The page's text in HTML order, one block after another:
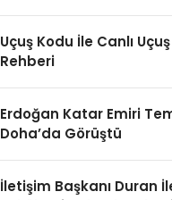
Uçuş Kodu İle Canlı
Rehberi
Erdoğan Katar Emiri
Doha’da Görüştü
İletişim Başkanı Duran